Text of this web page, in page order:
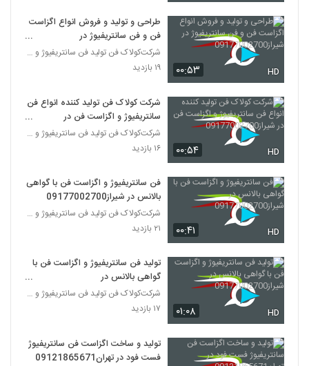
۰۰:۵۳ HD
طراحی و تولید و فروش انواع اگزاست
فن و فن سانتریفیوژ در
شیراز09177002700
شرکت‌کولاک فن تولید فن سانتریفیوژ و اگزاست فن و کا
۱۹ بازدید
۰۰:۵۴ HD
شرکت کولاک فن تولید کننده انواع فن
سانتریفیوژ و اگزاست فن در
شیراز09177002700
شرکت‌کولاک فن تولید فن سانتریفیوژ و اگزاست فن و کا
۱۶ بازدید
۰۰:۴۱ HD
فن سانتریفیوژ و اگزاست فن با گواهی
بالانس در شیراز09177002700
شرکت‌کولاک فن تولید فن سانتریفیوژ و اگزاست فن و کا
۲۱ بازدید
۰۱:۰۸ HD
تولید فن سانتریفیوژ و اگزاست فن با
گواهی بالانس در
شیراز09177002700
شرکت‌کولاک فن تولید فن سانتریفیوژ و اگزاست فن و کا
۱۷ بازدید
تولید و ساخت اگزاست فن سانتریفیوژ
فست فود در تهران09121865671